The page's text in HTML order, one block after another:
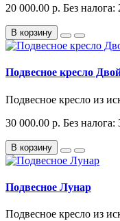
20 000.00 р. Без налога:
В корзину
Подвесное кресло
Подвесное кресло из
30 000.00 р. Без налога:
В корзину
Подвесное Лунар
Подвесное кресло из